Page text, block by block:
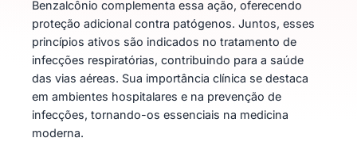
Benzalcônio complementa essa ação, oferecendo
proteção adicional contra patógenos. Juntos, esses
princípios ativos são indicados no tratamento de
infecções respiratórias, contribuindo para a saúde
das vias aéreas. Sua importância clínica se destaca
em ambientes hospitalares e na prevenção de
infecções, tornando-os essenciais na medicina
moderna.